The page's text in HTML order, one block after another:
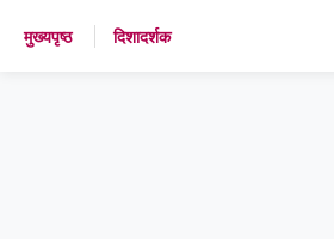
मुख्यपृष्ठ दिशादर्शक